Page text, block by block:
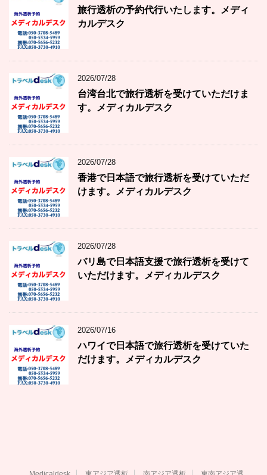
旅行透析の予約代行いたします。メディ
カルデスク
2026/07/28
台湾台北で旅行透析を受けていただけま
す。メディカルデスク
2026/07/28
香港で日本語で旅行透析を受けていただ
けます。メディカルデスク
2026/07/28
バリ島で日本語支援で旅行透析を受けて
いただけます。メディカルデスク
2026/07/16
ハワイで日本語で旅行透析を受けていた
だけます。メディカルデスク